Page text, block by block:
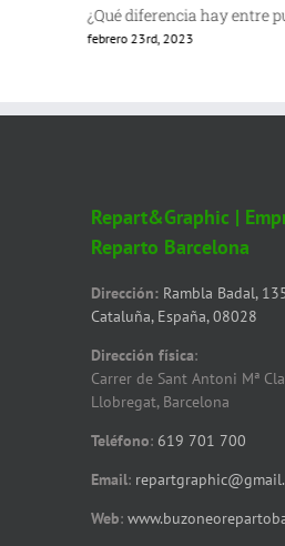
¿Qué diferencia hay entre
febrero 23rd, 2023
Repart&Graphic |
Reparto Barcelona
Dirección: Rambla Badal,
Cataluña, España, 08028
Dirección física:
Carrer de Sant Antoni Mª
Llobregat, Barcelona
Teléfono: 619 701 700
Email:
Web: